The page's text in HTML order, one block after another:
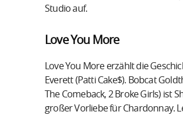
Studio auf.
Love You More
Love You More erzählt die
Everett (Patti Cake$). Bobcat
The Comeback, 2 Broke Girls)
großer Vorliebe für Chardonnay.